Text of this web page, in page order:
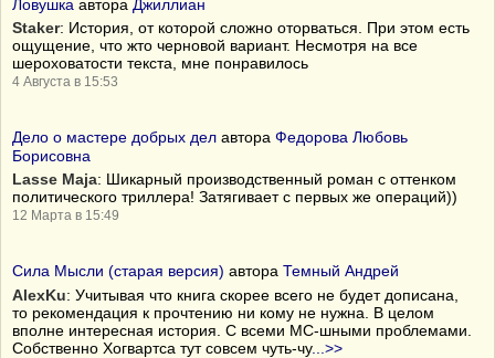
Ловушка автора Джиллиан
Staker: История, от которой сложно оторваться. При этом есть
ощущение, что жто черновой вариант. Несмотря на все
шероховатости текста, мне понравилось
4 Августа в 15:53
Дело о мастере добрых дел автора Федорова Любовь
Борисовна
Lasse Maja: Шикарный производственный роман с оттенком
политического триллера! Затягивает с первых же операций))
12 Марта в 15:49
Сила Мысли (старая версия) автора Темный Андрей
AlexKu: Учитывая что книга скорее всего не будет дописана,
то рекомендация к прочтению ни кому не нужна. В целом
вполне интересная история. С всеми МС-шными проблемами.
Собственно Хогвартса тут совсем чуть-чу...>>